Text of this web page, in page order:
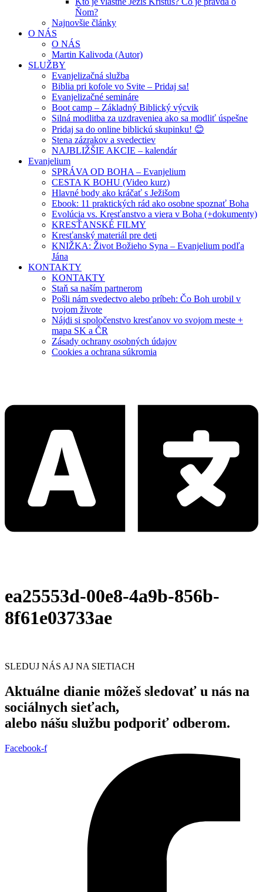
Ňom?
Najnovšie články
O NÁS
O NÁS
Martin Kalivoda (Autor)
SLUŽBY
Evanjelizačná služba
Biblia pri kofole vo Svite – Pridaj sa!
Evanjelizačné semináre
Boot camp – Základný Biblický výcvik
Silná modlitba za uzdraveniea ako sa modliť úspešne
Pridaj sa do online biblickú skupinku! 😊
Stena zázrakov a svedectiev
NAJBLIŽŠIE AKCIE – kalendár
Evanjelium
SPRÁVA OD BOHA – Evanjelium
CESTA K BOHU (Video kurz)
Hlavné body ako kráčať s Ježišom
Ebook: 11 praktických rád ako osobne spoznať Boha
Evolúcia vs. Kresťanstvo a viera v Boha (+dokumenty)
KRESŤANSKÉ FILMY
Kresťanský materiál pre deti
KNIŽKA: Život Božieho Syna – Evanjelium podľa
Jána
KONTAKTY
KONTAKTY
Staň sa naším partnerom
Pošli nám svedectvo alebo príbeh: Čo Boh urobil v
tvojom živote
Nájdi si spoločenstvo kresťanov vo svojom meste +
mapa SK a ČR
Zásady ochrany osobných údajov
Cookies a ochrana súkromia
ea25553d-00e8-4a9b-856b-
8f61e03733ae
SLEDUJ NÁS AJ NA SIETIACH
Aktuálne dianie môžeš sledovať u nás na
sociálnych sieťach,
alebo nášu službu podporiť odberom.
Facebook-f